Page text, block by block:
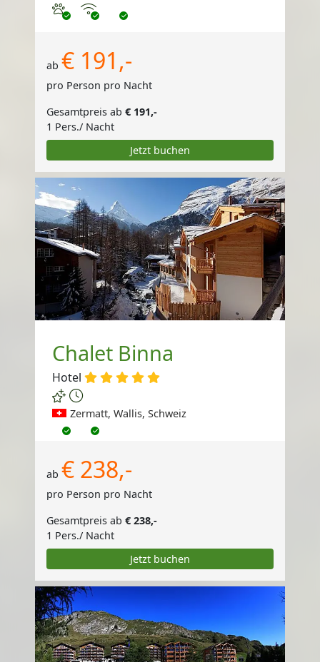
Haustiere erlaubt
Internet
ab € 191,-
pro Person pro Nacht
Gesamtpreis ab € 191,-
1 Pers./ Nacht
Jetzt buchen
Chalet Binna
Hotel
Zermatt, Wallis, Schweiz
ab € 238,-
pro Person pro Nacht
Gesamtpreis ab € 238,-
1 Pers./ Nacht
Jetzt buchen